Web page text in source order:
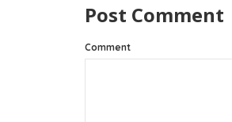
Post Comment
Comment